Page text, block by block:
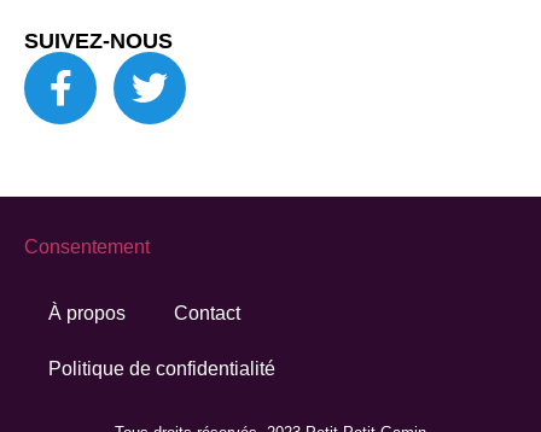
SUIVEZ-NOUS
À propos Contact
Politique de confidentialité
Consentement